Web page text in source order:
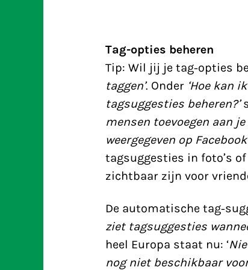
Tag-opties beheren
Tip: Wil jij je tag-opties
taggen’. Onder ‘Hoe kan
tagsuggesties beheren?’
mensen toevoegen aan
weergegeven op
tagsuggesties in foto’s
zichtbaar zijn voor
De automatische tag-
ziet tagsuggesties
heel Europa staat nu: ‘
nog niet beschikbaar voor